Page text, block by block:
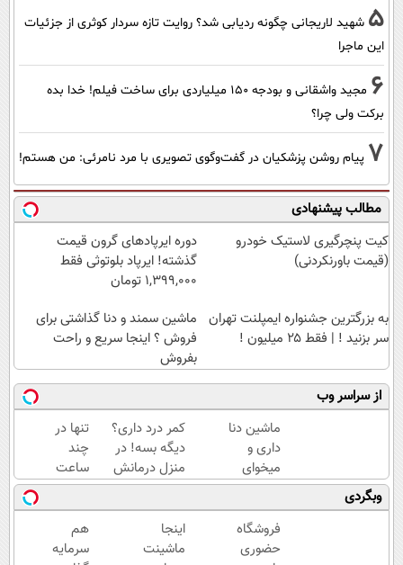
5 شهید لاریجانی چگونه ردیابی شد؟ روایت تازه سردار کوثری از جزئیات
این ماجرا
6
مجید واشقانی و بودجه 150 میلیاردی برای ساخت فیلم! خدا بده
برکت ولی چرا؟
7 پیام روشن پزشکیان در گفت‌و‌گوی تصویری با مرد نامرئی: من هستم!
مطالب پیشنهادی
کیت پنچرگیری لاستیک خودرو
(قیمت باورنکردنی)
دوره ایرپاد‌های گرون قیمت
گذشته! ایرپاد بلوتوثی فقط
1,399,000 تومان
به بزرگترین جشنواره ایمپلنت تهران
سر بزنید ! | فقط ۲۵ میلیون !
ماشین سمند و دنا گذاشتی برای
فروش ؟ اینجا سریع و راحت
بفروش
از سراسر وب
ماشین دنا
داری و
میخوای
بفروشی؟؟
اینجا
راحت و
سریع
کمر درد داری؟
دیگه بسه! در
منزل درمانش
کن
(◀پرسش‌نامه)
تنها در
چند
ساعت
و با
یکبار
مراجعه
به
وبگردی
فروشگاه
حضوری
اینجا
ماشینت
هم
سرمایه